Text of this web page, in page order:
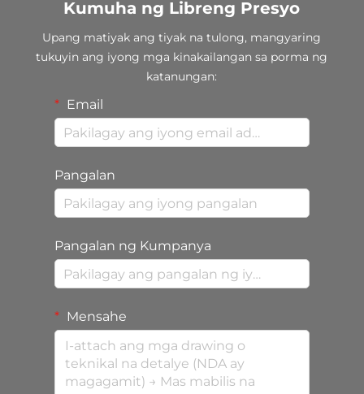
Kumuha ng Libreng Presyo
Upang matiyak ang tiyak na tulong, mangyaring
tukuyin ang iyong mga kinakailangan sa porma ng
katanungan:
Email
Pangalan
Pangalan ng Kumpanya
Mensahe